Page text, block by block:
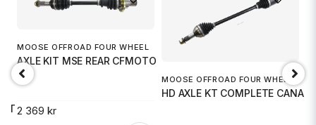
email
Mejladress
Ja, ni får publicera min fråga
MOOSE OFFROAD FOUR WHEEL
AXLE KIT MSE REAR CFMOTO
2 369 kr
MOOSE OFFROAD FOUR WHEEL
HD AXLE KT COMPLETE CANAM